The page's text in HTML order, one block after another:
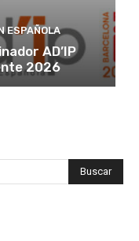
ESPAÑOLA
AD’IP
2026
Buscar